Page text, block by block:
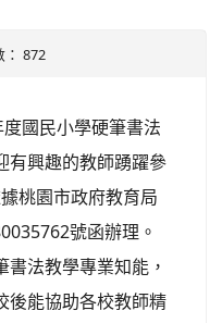
： 872
國民小學硬筆書法
有興趣的教師踴躍參
桃園市政府教育局
號函辦理。
法教學專業知能，
後能協助各校教師精